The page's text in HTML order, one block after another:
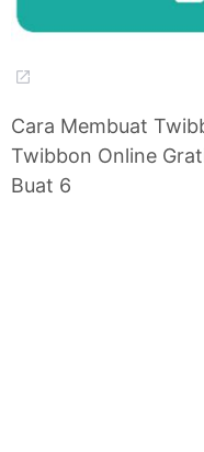
Cara Membuat
Twibbon Online
Buat 6